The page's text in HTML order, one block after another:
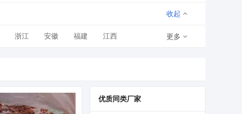
收起
浙江 安徽 福建 江西 更多
优质同类厂家